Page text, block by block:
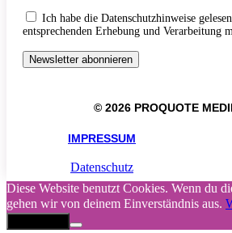
Ich habe die Datenschutzhinweise
entsprechenden Erhebung und Verarbeitung
© 2026 PROQUOTE
IMPRESSUM
Datenschutz
Diese Website benutzt Cookies. Wenn du
gehen wir von deinem Einverständnis aus.